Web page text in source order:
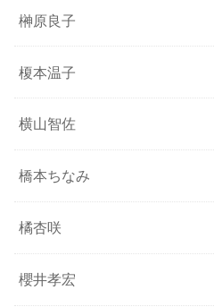
榊原良子
榎本温子
横山智佐
橋本ちなみ
橘杏咲
櫻井孝宏